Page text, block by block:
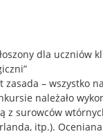
dla uczniów
zasada – wszystko
należało
z surowców
itp.). Oceniana